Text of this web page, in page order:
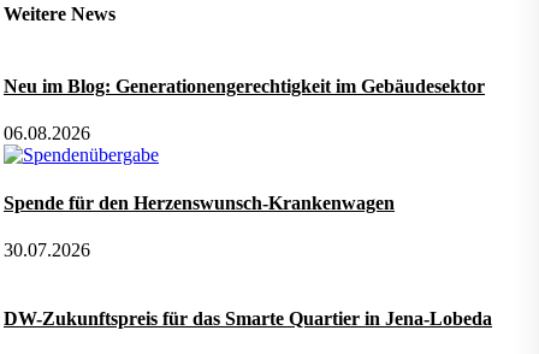
Weitere News
Neu im Blog: Generationengerechtigkeit im Gebäudesektor
06.08.2026
Spende für den Herzenswunsch-Krankenwagen
30.07.2026
DW-Zukunftspreis für das Smarte Quartier in Jena-Lobeda